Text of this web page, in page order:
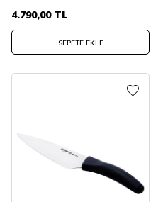
4.790,00TL
SEPETE EKLE